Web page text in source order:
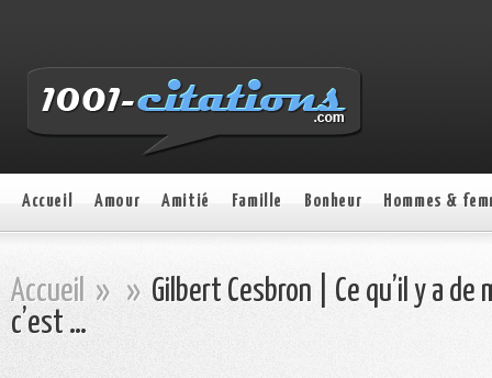
Accueil Amour Amitié Famille Bonheur Hommes &
Accueil » » Gilbert Cesbron | Ce qu’il y a de
c’est …